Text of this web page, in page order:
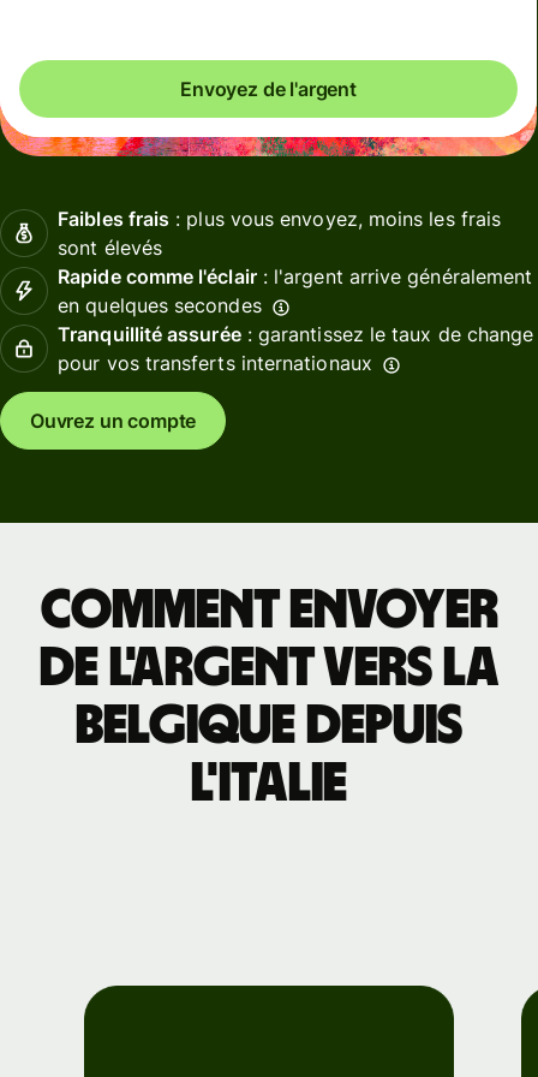
Envoyez de l'argent
Faibles frais : plus vous envoyez, moins les frais
sont élevés
Rapide comme l'éclair: l'argent arrive généralement
en quelques secondes
Tranquillité assurée: garantissez le taux de change
pour vos transferts internationaux
Ouvrez un compte
Comment envoyer
de l'argent vers la
Belgique depuis
l'Italie